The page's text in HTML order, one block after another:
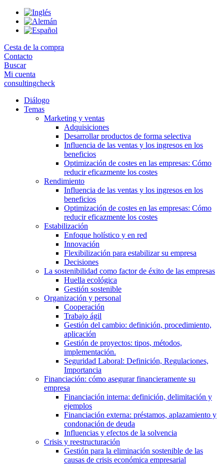
Skip
Cesta de la compra
Contacto
Buscar
Mi cuenta
consultingcheck
Diálogo
Temas
Marketing y ventas
Adquisiciones
Desarrollar productos de forma selectiva
Influencia de las ventas y los ingresos en los
beneficios
Optimización de costes en las empresas: Cómo
reducir eficazmente los costes
Rendimiento
Influencia de las ventas y los ingresos en los
beneficios
Optimización de costes en las empresas: Cómo
reducir eficazmente los costes
Estabilización
Enfoque holístico y en red
Innovación
Flexibilización para estabilizar su empresa
Decisiones
La sostenibilidad como factor de éxito de las empresas
Huella ecológica
Gestión sostenible
Organización y personal
Cooperación
Trabajo ágil
Gestión del cambio: definición, procedimiento,
aplicación
Gestión de proyectos: tipos, métodos,
implementación.
Seguridad Laboral: Definición, Regulaciones,
Importancia
Financiación: cómo asegurar financieramente su
empresa
Financiación interna: definición, delimitación y
ejemplos
Financiación externa: préstamos, aplazamiento y
condonación de deuda
Influencias y efectos de la solvencia
Crisis y reestructuración
Gestión para la eliminación sostenible de las
causas de crisis económica empresarial